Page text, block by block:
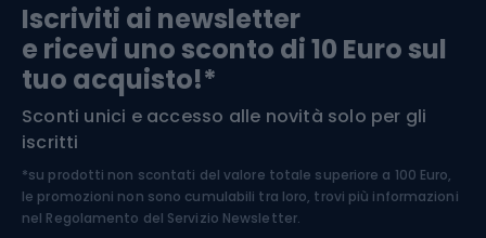
Arrampicata
Medicina dello sport
Abbigliamento ciclistico
Iscriviti ai newsletter
e ricevi uno sconto di 10 Euro sul
tuo acquisto!*
Sconti unici e accesso alle novità solo per gli
iscritti
*su prodotti non scontati del valore totale superiore a 100 Euro,
le promozioni non sono cumulabili tra loro, trovi più informazioni
nel Regolamento del Servizio Newsletter.